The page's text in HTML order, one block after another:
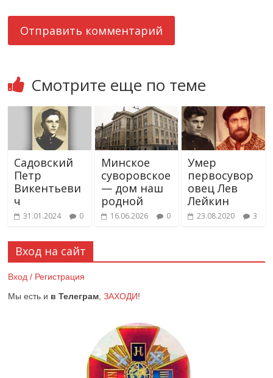
Смотрите еще по теме
Садовский
Петр
Викентьеви
ч
31.01.2024 0
Минское
суворовское
— дом наш
родной
16.06.2026 0
Умер
первосувор
овец Лев
Лейкин
23.08.2020 3
Вход на сайт
Вход / Регистрация
Мы есть и в Телеграм,ЗАХОДИ!